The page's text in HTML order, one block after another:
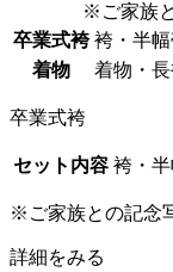
※ご家族
卒業式袴 袴・半幅
着物
着物・
卒業式袴
セット内容 袴・
※ご家族との記念
詳細をみる